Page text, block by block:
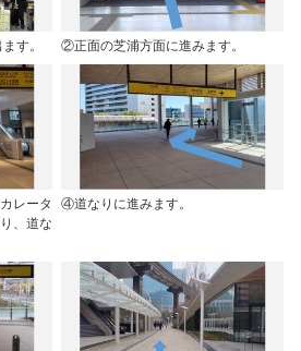
す。 ②正面の芝浦方面に進みます。
レータ
、道な
④道なりに進みます。